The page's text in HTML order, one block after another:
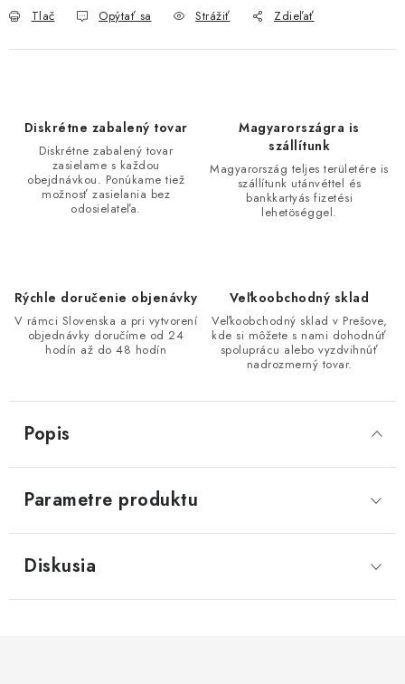
Tlač Opýtať sa Strážiť Zdieľať
Diskrétne zabalený tovar
Diskrétne zabalený tovar
zasielame s každou
obejdnávkou. Ponúkame tiež
možnosť zasielania bez
odosielateľa.
Magyarországra is
szállítunk
Magyarország teljes területére is
szállítunk utánvéttel és
bankkartyás fizetési
lehetöséggel.
Rýchle doručenie objenávky
V rámci Slovenska a pri vytvorení
objednávky doručíme od 24
hodín až do 48 hodín
Veľkoobchodný sklad
Veľkoobchodný sklad v Prešove,
kde si môžete s nami dohodnúť
spoluprácu alebo vyzdvihnúť
nadrozmerný tovar.
Popis
Parametre produktu
Diskusia